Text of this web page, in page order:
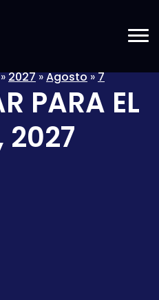
2027»Agosto»7
PARA EL
2027